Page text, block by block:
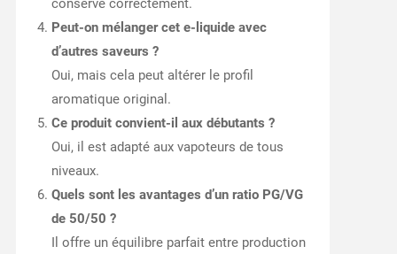
conservé correctement.
Peut-on mélanger cet e-liquide avec
d’autres saveurs ?
Oui, mais cela peut altérer le profil
aromatique original.
Ce produit convient-il aux débutants ?
Oui, il est adapté aux vapoteurs de tous
niveaux.
Quels sont les avantages d’un ratio PG/VG
de 50/50 ?
Il offre un équilibre parfait entre production